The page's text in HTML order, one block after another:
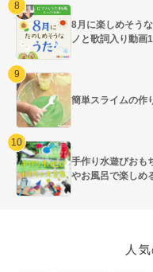
8月に楽しめそう
ノと歌詞入り動画
簡単スライムの作
手作り水遊びおも
やお風呂で楽しめ
人